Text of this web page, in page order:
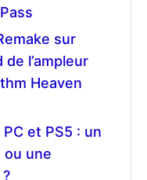
sur
l’ampleur
Heaven
et PS5 : un
une